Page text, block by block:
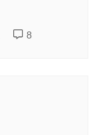
8